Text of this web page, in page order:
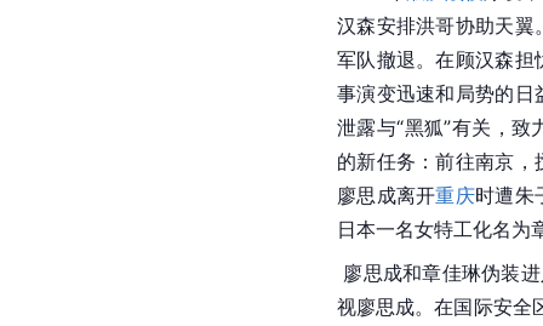
汉森安排洪哥协助天翼
军队撤退。在顾汉森担
事演变迅速和局势的
泄露与“黑狐”有关，致
的新任务：前往南京
廖思成离开重庆时遭朱
日本一名女特工化名为
廖思成和章佳琳伪装
视廖思成。在国际安全